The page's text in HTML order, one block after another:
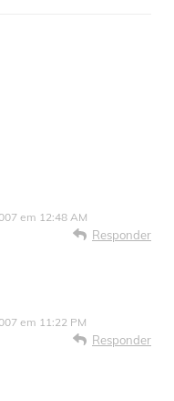
em 12:48 AM
Responder
em 11:22 PM
Responder